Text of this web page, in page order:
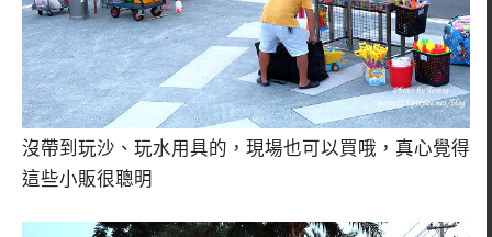
沒帶到玩沙、玩水用具的，現場也可以買哦，真心覺得
這些小販很聰明